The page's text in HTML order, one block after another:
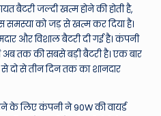
बैटरी जल्दी खत्म होने की होती है,
को जड़ से खत्म कर दिया है।
और विशाल बैटरी दी गई है। कंपनी
अब तक की सबसे बड़ी बैटरी है। एक बार
से तीन दिन तक का शानदार
के लिए कंपनी ने 90W की वायर्ड